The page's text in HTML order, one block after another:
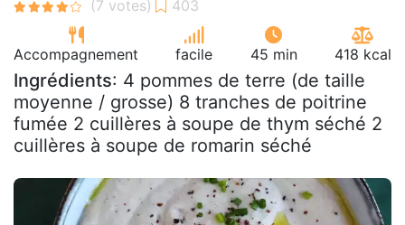
Accompagnement facile 45 min 418 kcal
Ingrédients: 4 pommes de terre (de taille
moyenne / grosse) 8 tranches de poitrine
fumée 2 cuillères à soupe de thym séché 2
cuillères à soupe de romarin séché